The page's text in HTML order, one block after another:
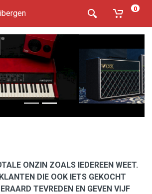
0
ONZIN ZOALS IEDEREEN WEET.
DIE OOK IETS GEKOCHT
TEVREDEN EN GEVEN VIJF